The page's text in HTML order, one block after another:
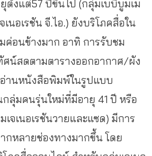
ตั้งแต่57 ปีขึ้นไป (กลุ่มเบบี้บูมเม
เนอเรชัน จี.ไอ.) ยังบริโภคสื่อใน
ค่อนข้างมาก อาทิ การรับชม
ศน์สดตามตารางออกอากาศ/ผัง
านหนังสือพิมพ์ในรูปแบบ
ลุ่มคนรุ่นใหม่ที่มีอายุ 41 ปี หรือ
จเนอเรชันวายและแซด) มีการ
กหลายช่องทางมากขึ้น โดย